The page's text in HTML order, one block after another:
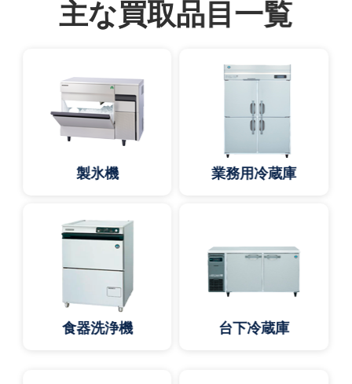
主な買取品目一覧
製氷機 業務用冷蔵庫
食器洗浄機 台下冷蔵庫